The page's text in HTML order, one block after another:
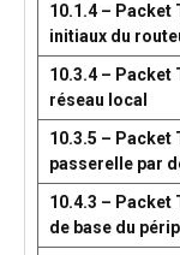
10.1.4 –
initiaux du
10.3.4 – Packet
réseau local
10.3.5 –
passerelle par
10.4.3 –
de base du